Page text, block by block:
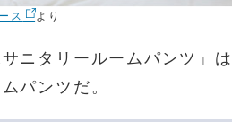
ス より
ニタリールームパンツ」
パンツだ。